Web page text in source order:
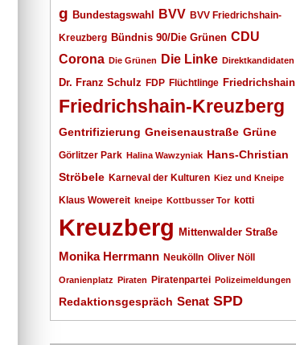
g Bundestagswahl BVV BVV Friedrichshain-
Kreuzberg Bündnis 90/Die Grünen CDU
Corona Die Grünen Die Linke Direktkandidaten
Dr. Franz Schulz FDP Flüchtlinge Friedrichshain
Friedrichshain-Kreuzberg
Gentrifizierung Gneisenaustraße Grüne
Görlitzer Park Halina Wawzyniak Hans-Christian
Ströbele Karneval der Kulturen Kiez und Kneipe
Klaus Wowereit kneipe Kottbusser Tor kotti
Kreuzberg Mittenwalder Straße
Monika Herrmann Neukölln Oliver Nöll
Oranienplatz Piraten Piratenpartei Polizeimeldungen
Redaktionsgespräch Senat SPD